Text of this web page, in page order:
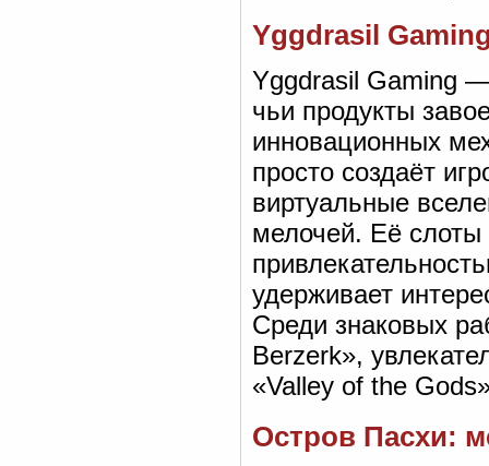
Yggdrasil
Yggdrasil Gaming
чьи продукты
инновационных
просто создаёт
виртуальные
мелочей. Её слоты
удерживает
Среди знаковых
Berzerk»,
«Valley of the
Остров Пасхи: